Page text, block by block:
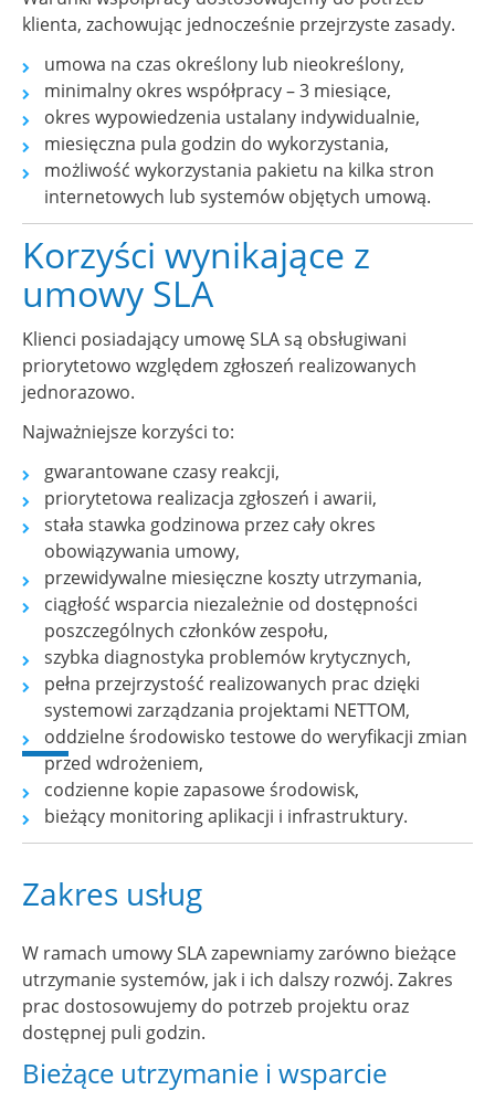
klienta, zachowując jednocześnie przejrzyste zasady.
umowa na czas określony lub nieokreślony,
minimalny okres współpracy – 3 miesiące,
okres wypowiedzenia ustalany indywidualnie,
miesięczna pula godzin do wykorzystania,
możliwość wykorzystania pakietu na kilka stron
internetowych lub systemów objętych umową.
Korzyści wynikające z
umowy SLA
Klienci posiadający umowę SLA są obsługiwani
priorytetowo względem zgłoszeń realizowanych
jednorazowo.
Najważniejsze korzyści to:
gwarantowane czasy reakcji,
priorytetowa realizacja zgłoszeń i awarii,
stała stawka godzinowa przez cały okres
obowiązywania umowy,
przewidywalne miesięczne koszty utrzymania,
ciągłość wsparcia niezależnie od dostępności
poszczególnych członków zespołu,
szybka diagnostyka problemów krytycznych,
pełna przejrzystość realizowanych prac dzięki
systemowi zarządzania projektami NETTOM,
oddzielne środowisko testowe do weryfikacji zmian
przed wdrożeniem,
codzienne kopie zapasowe środowisk,
bieżący monitoring aplikacji i infrastruktury.
Zakres usług
W ramach umowy SLA zapewniamy zarówno bieżące
utrzymanie systemów, jak i ich dalszy rozwój. Zakres
prac dostosowujemy do potrzeb projektu oraz
dostępnej puli godzin.
Bieżące utrzymanie i wsparcie